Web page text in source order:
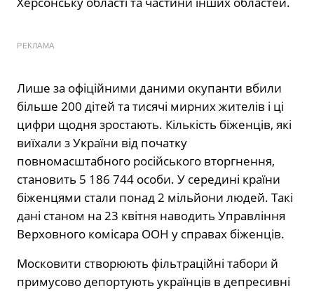
РЕКЛАМА
Лише за офіційними даними окупанти вбили
більше 200 дітей та тисячі мирних жителів і ці
цифри щодня зростають. Кількість біженців, які
виїхали з України від початку
повномасштабного російського вторгнення,
становить 5 186 744 особи. У середині країни
біженцями стали понад 2 мільйони людей. Такі
дані станом на 23 квітня наводить Управління
Верховного комісара ООН у справах біженців.
Московити створюють фільтраційні табори й
примусово депортують українців в депресивні